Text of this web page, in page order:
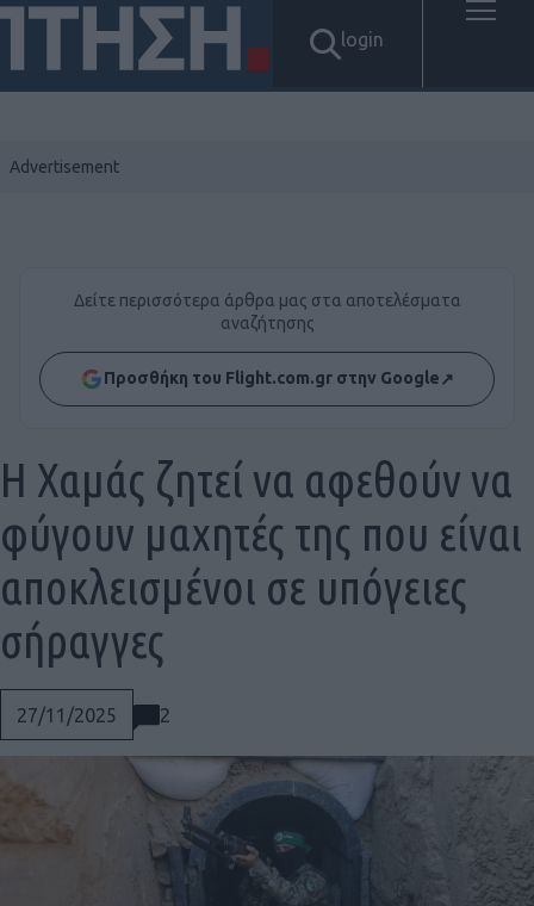
login
Δείτε περισσότερα άρθρα μας στα αποτελέσματα
αναζήτησης
Προσθήκη του Flight.com.gr στην Google↗
27/11/2025 2
Η Χαμάς ζητεί να αφεθούν να
φύγουν μαχητές της που είναι
αποκλεισμένοι σε υπόγειες
σήραγγες